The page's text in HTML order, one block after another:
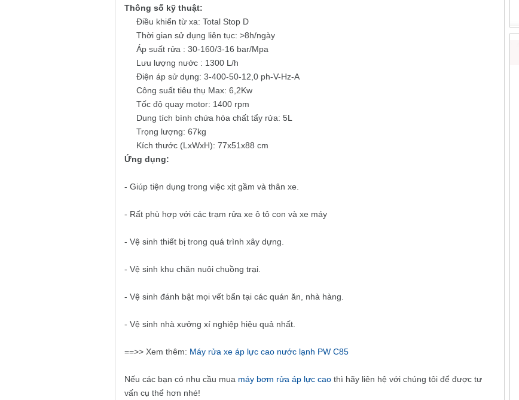
Thông số kỹ thuật:
Điều khiển từ xa: Total Stop D
Thời gian sử dụng liên tục: >8h/ngày
Áp suất rửa : 30-160/3-16 bar/Mpa
Lưu lượng nước : 1300 L/h
Điện áp sử dụng: 3-400-50-12,0 ph-V-Hz-A
Công suất tiêu thụ Max: 6,2Kw
Tốc độ quay motor: 1400 rpm
Dung tích bình chứa hóa chất tẩy rửa: 5L
Trọng lượng: 67kg
Kích thước (LxWxH): 77x51x88 cm
Ứng dụng:
- Giúp tiện dụng trong việc xịt gầm và thân xe.
- Rất phù hợp với các trạm rửa xe ô tô con và xe máy
- Vệ sinh thiết bị trong quá trình xây dựng.
- Vệ sinh khu chăn nuôi chuồng trại.
- Vệ sinh đánh bật mọi vết bẩn tại các quán ăn, nhà hàng.
- Vệ sinh nhà xưởng xí nghiệp hiệu quả nhất.
==>> Xem thêm: Máy rửa xe áp lực cao nước lạnh PW C85
Nếu các bạn có nhu cầu mua máy bơm rửa áp lực cao thì hãy liên hệ với chúng tôi để được tư
vấn cụ thể hơn nhé!